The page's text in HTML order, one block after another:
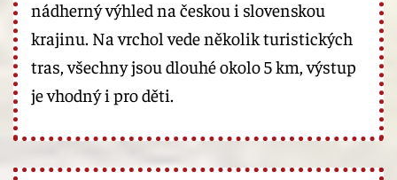
nádherný výhled na českou i slovenskou
krajinu. Na vrchol vede několik turistických
tras, všechny jsou dlouhé okolo 5 km, výstup
je vhodný i pro děti.